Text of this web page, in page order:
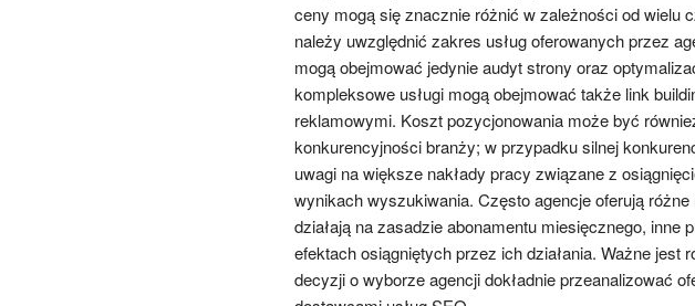
ceny mogą się znacznie różnić w zależności od wielu
należy uwzględnić zakres usług oferowanych przez
mogą obejmować jedynie audyt strony oraz
kompleksowe usługi mogą obejmować także link
reklamowymi. Koszt pozycjonowania może być
konkurencyjności branży; w przypadku silnej
uwagi na większe nakłady pracy związane z
wynikach wyszukiwania. Często agencje oferują różne
działają na zasadzie abonamentu miesięcznego, inne
efektach osiągniętych przez ich działania. Ważne jest
decyzji o wyborze agencji dokładnie przeanalizować